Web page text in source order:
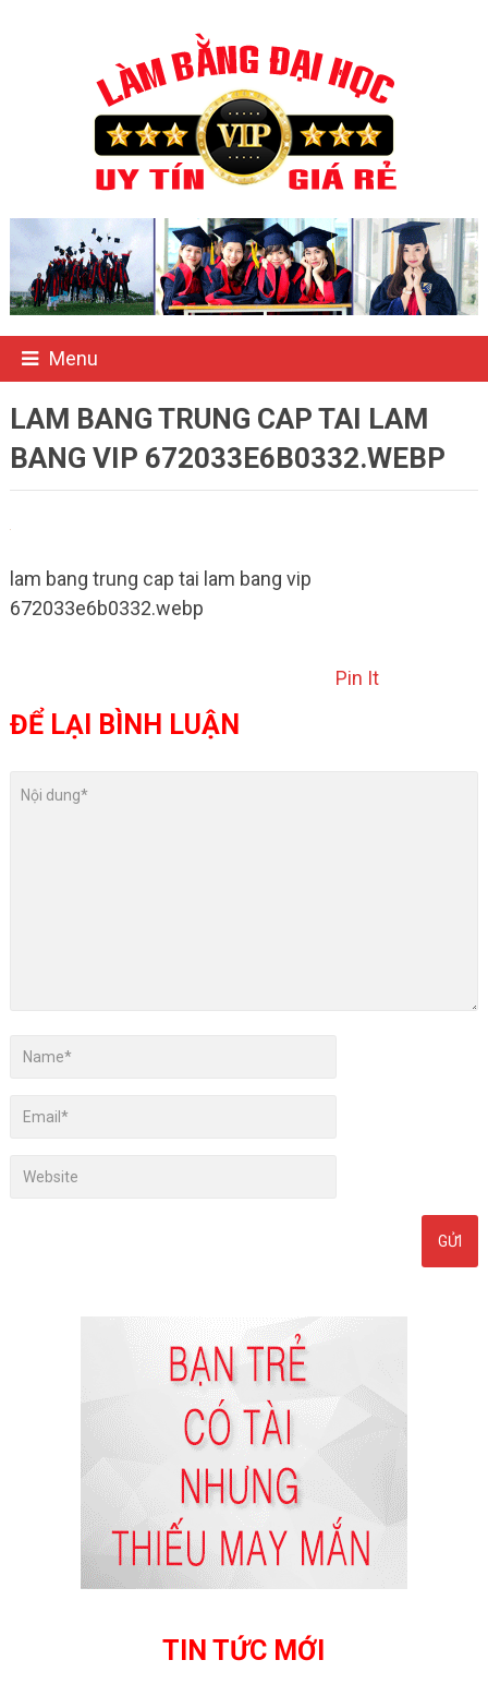
Menu
LAM BANG TRUNG CAP TAI LAM
BANG VIP 672033E6B0332.WEBP
lam bang trung cap tai lam bang vip
672033e6b0332.webp
Pin It
ĐỂ LẠI BÌNH LUẬN
TIN TỨC MỚI